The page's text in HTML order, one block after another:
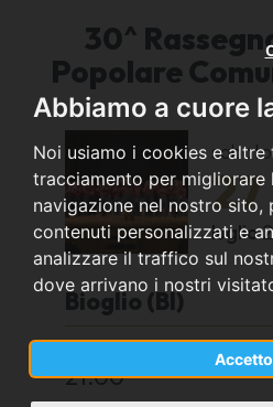
Abbiamo a cuore
Noi usiamo i cookies e altre
tracciamento per migliorare
navigazione nel nostro sito,
contenuti personalizzati e
analizzare il traffico sul
dove arrivano i nostri
Accetto
30^
Popolare
sabato
27
luglio
Bioglio (BI)
Chiesa di Santa Maria
21.00